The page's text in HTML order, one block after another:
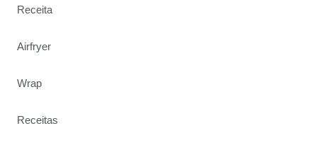
Receita
Airfryer
Wrap
Receitas